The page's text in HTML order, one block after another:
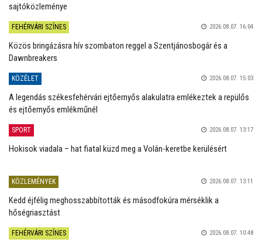
sajtóközleménye
FEHÉRVÁRI SZÍNES 2026.08.07. 16:04
Közös bringázásra hív szombaton reggel a Szentjánosbogár és a
Dawnbreakers
KÖZÉLET 2026.08.07. 15:03
A legendás székesfehérvári ejtőernyős alakulatra emlékeztek a repülős
és ejtőernyős emlékműnél
SPORT 2026.08.07. 13:17
Hokisok viadala – hat fiatal küzd meg a Volán-keretbe kerülésért
KÖZLEMÉNYEK 2026.08.07. 13:11
Kedd éjfélig meghosszabbították és másodfokúra mérséklik a
hőségriasztást
FEHÉRVÁRI SZÍNES 2026.08.07. 10:48